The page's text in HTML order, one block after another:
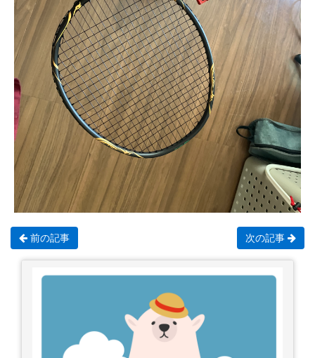
前の記事 次の記事